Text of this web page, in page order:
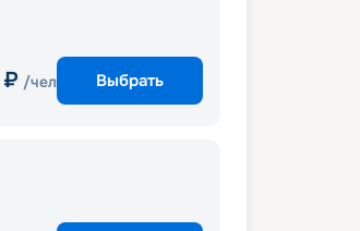
₽ /чел Выбрать